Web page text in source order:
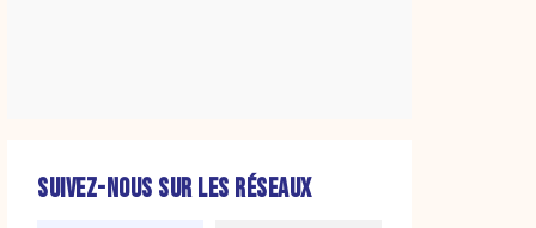
SUIVEZ-NOUS SUR LES RÉSEAUX